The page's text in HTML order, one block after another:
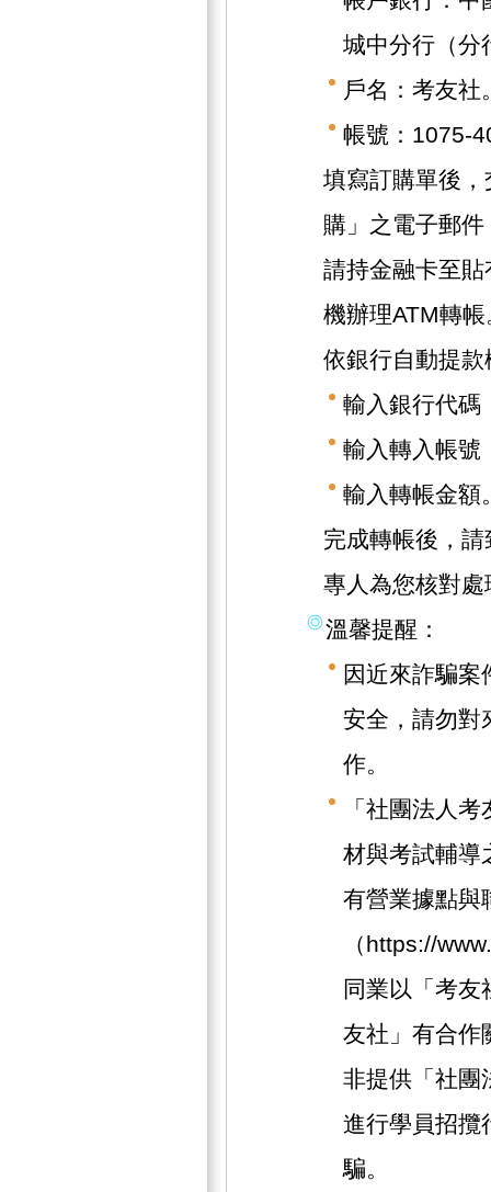
城中分行（分
戶名：考友社
帳號：1075-
填寫訂購單後
購」之電子郵
請持金融卡至
機辦理ATM轉帳
依銀行自動提
輸入銀行代碼
輸入轉入帳號
輸入轉帳金額
完成轉帳後，
專人為您核對
溫馨提醒：
因近來詐騙案
安全，請勿對
作。
「社團法人
材與考試輔導
有營業據點與
（https://
同業以「考友
友社」有合作
非提供「社團
進行學員招攬
騙。